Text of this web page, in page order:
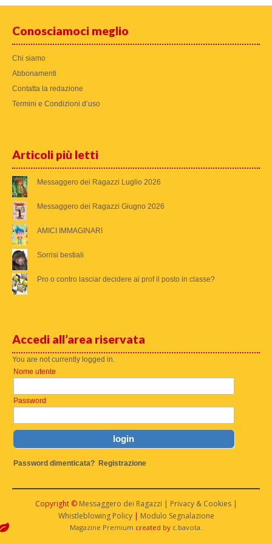
Conosciamoci meglio
Chi siamo
Abbonamenti
Contatta la redazione
Termini e Condizioni d’uso
Articoli più letti
Messaggero dei Ragazzi Luglio 2026
Messaggero dei Ragazzi Giugno 2026
AMICI IMMAGINARI
Sorrisi bestiali
Pro o contro lasciar decidere ai prof il posto in classe?
Accedi all’area riservata
You are not currently logged in.
Nome utente
Password
Password dimenticata? Registrazione
Copyright © Messaggero dei Ragazzi | Privacy & Cookies|
Whistleblowing Policy| Modulo Segnalazione
Magazine Premium created by c.bavota.